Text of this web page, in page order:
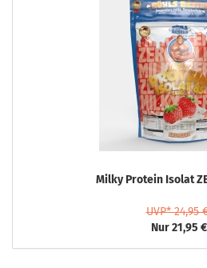
Milky Protein Isolat
UVP* 24,95
Nur 21,95 €